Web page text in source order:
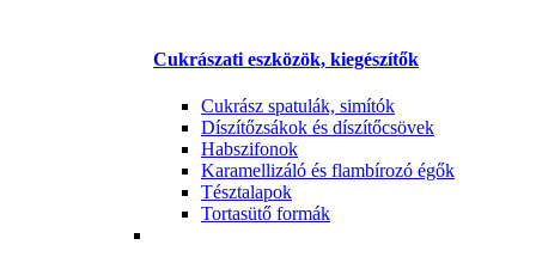
Cukrászati eszközök, kiegészítők
Cukrász spatulák, simítók
Díszítőzsákok és díszítőcsövek
Habszifonok
Karamellizáló és flambírozó égők
Tésztalapok
Tortasütő formák